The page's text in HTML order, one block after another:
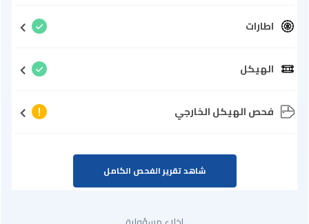
اطارات
الهيكل
فحص الهيكل الخارجي
شاهد تقرير الفحص الكامل